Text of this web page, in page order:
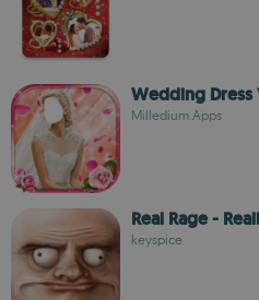
Wedding Dress
Milledium Apps
Real Rage -
keyspice